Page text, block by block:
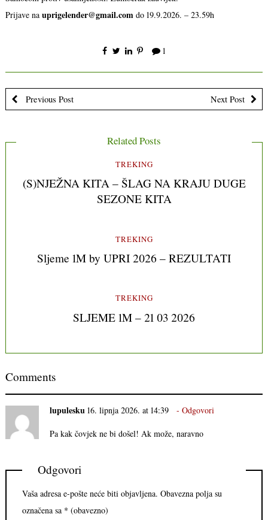
Prijave na uprigelender@gmail.com do 19.9.2026. – 23.59h
1
Previous Post Next Post
Related Posts
TREKING
(S)NJEŽNA KITA – ŠLAG NA KRAJU DUGE
SEZONE KITA
TREKING
Sljeme 1M by UPRI 2026 – REZULTATI
TREKING
SLJEME 1M – 21 03 2026
Comments
lupulesku 16. lipnja 2026. at 14:39 Odgovori
Pa kak čovjek ne bi došel! Ak može, naravno
Odgovori
Vaša adresa e-pošte neće biti objavljena. Obavezna polja su
označena sa * (obavezno)